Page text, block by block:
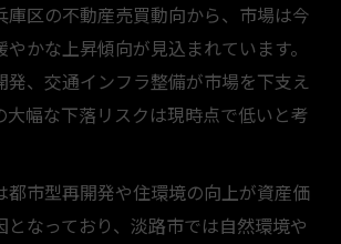
庫区の不動産売買動向から、市場は今
かな上昇傾向が見込まれています。
発、交通インフラ整備が市場を下支え
大幅な下落リスクは現時点で低いと考
都市型再開発や住環境の向上が資産価
となっており、淡路市では自然環境や